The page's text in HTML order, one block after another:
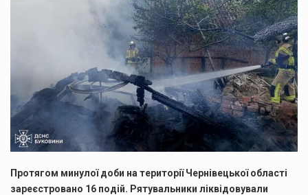
Протягом минулої доби на території Чернівецької області
зареєстровано 16 подій. Рятувальники ліквідовували